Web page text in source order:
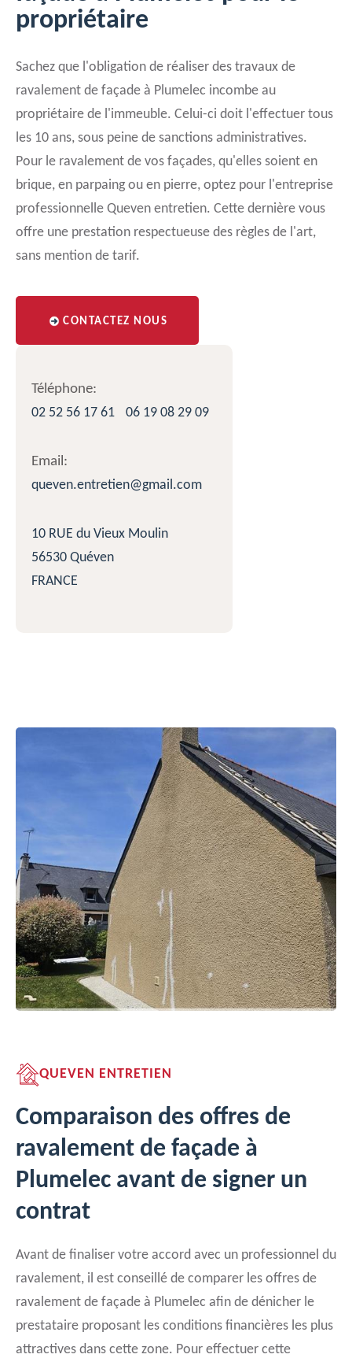
propriétaire
Sachez que l'obligation de réaliser des travaux de
ravalement de façade à Plumelec incombe au
propriétaire de l'immeuble. Celui-ci doit l'effectuer tous
les 10 ans, sous peine de sanctions administratives.
Pour le ravalement de vos façades, qu'elles soient en
brique, en parpaing ou en pierre, optez pour l'entreprise
professionnelle Queven entretien. Cette dernière vous
offre une prestation respectueuse des règles de l'art,
sans mention de tarif.
CONTACTEZ NOUS
Téléphone:
02 52 56 17 61
06 19 08 29 09
Email:
queven.entretien@gmail.com
10 RUE du Vieux Moulin
56530 Quéven
FRANCE
QUEVEN ENTRETIEN
Comparaison des offres de
ravalement de façade à
Plumelec avant de signer un
contrat
Avant de finaliser votre accord avec un professionnel du
ravalement, il est conseillé de comparer les offres de
ravalement de façade à Plumelec afin de dénicher le
prestataire proposant les conditions financières les plus
attractives dans cette zone. Pour effectuer cette